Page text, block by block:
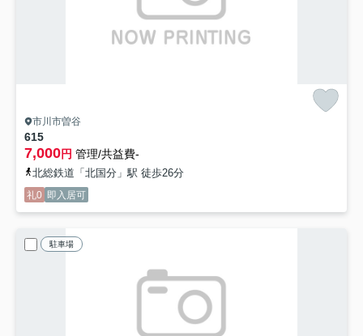
市川市曽谷
615
7,000円 管理/共益費-
北総鉄道「北国分」駅 徒歩26分
礼0 即入居可
駐車場